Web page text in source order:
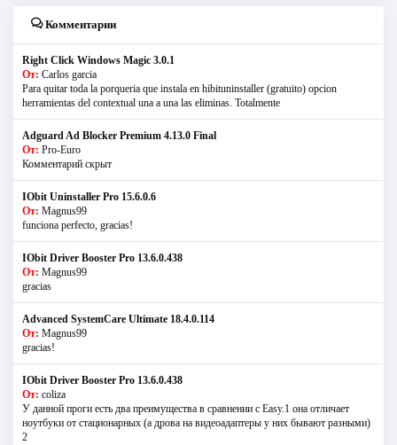
Комментарии
Right Click Windows Magic 3.0.1
От: Carlos garcia
Para quitar toda la porqueria que instala en hibituninstaller (gratuito) opcion
herramientas del contextual una a una las eliminas. Totalmente
Adguard Ad Blocker Premium 4.13.0 Final
От: Pro-Euro
Комментарий скрыт
IObit Uninstaller Pro 15.6.0.6
От: Magnus99
funciona perfecto, gracias!
IObit Driver Booster Pro 13.6.0.438
От: Magnus99
gracias
Advanced SystemCare Ultimate 18.4.0.114
От: Magnus99
gracias!
IObit Driver Booster Pro 13.6.0.438
От: coliza
У данной проги есть два преимущества в сравнении с Easy.1 она отличает
ноутбуки от стационарных (а дрова на видеоадаптеры у них бывают разными)
2